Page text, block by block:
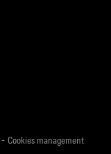
- Cookies management